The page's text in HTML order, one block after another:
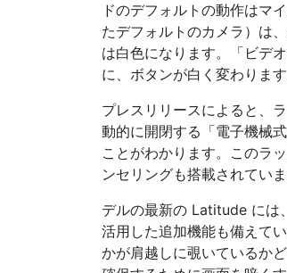
ドのデフォルトの動作はマ
たデフォルトのカメラ）は
は白色になります。「ビデ
に、ボタンが白く変わりま
プレスリリースによると、
動的に開閉する「電子機械
ことがわかります。このラ
ンセリングも搭載されていま
デルの最新の Latitude には
活用した追加機能も備えて
かが肩越しに覗いているか